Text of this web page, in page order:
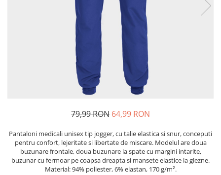
Capsatoare, capse si perforatoare
Caiete si blocnotesuri
Dosare, folii protectie si mape
Accesorii diverse pentru birou
Etichetare si ambalare
Arhivare si depozitare
Pixuri metalice
Pixuri cu gel
Stilouri
Seturi de scris Premium
79,99 RON 64,99 RON
Pantaloni medicali unisex tip jogger, cu talie elastica si snur, conceputi
pentru confort, lejeritate si libertate de miscare. Modelul are doua
buzunare frontale, doua buzunare la spate cu margini intarite,
buzunar cu fermoar pe coapsa dreapta si mansete elastice la glezne.
Material: 94% poliester, 6% elastan, 170 g/m².